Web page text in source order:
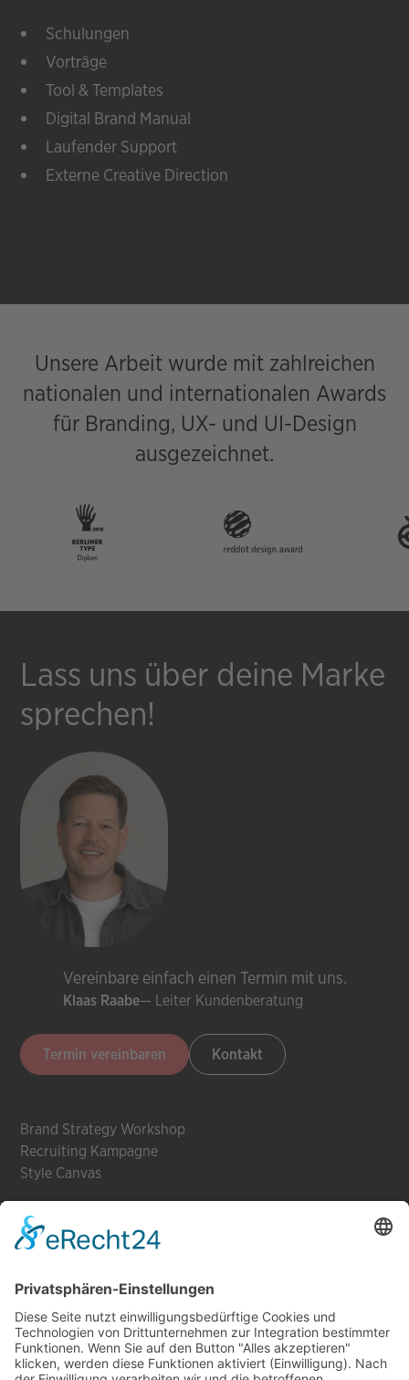
Schulungen
Vorträge
Tool & Templates
Digital Brand Manual
Laufender Support
Externe Creative Direction
Unsere Arbeit wurde mit zahlreichen
nationalen und internationalen Awards
für Branding, UX- und UI-Design
ausgezeichnet.
Lass uns über deine Marke
sprechen!
Vereinbare einfach einen Termin mit uns.
Klaas Raabe— Leiter Kundenberatung
Termin vereinbaren Kontakt
Brand Strategy Workshop
Recruiting Kampagne
Style Canvas
Employer Branding
Webflow
Brand Design Roast
Instagram